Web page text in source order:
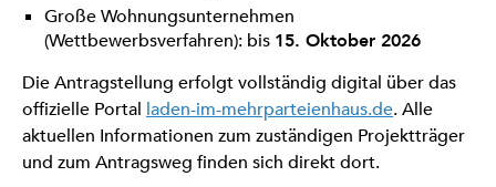
Große Wohnungsunternehmen
(Wettbewerbsverfahren): bis 15. Oktober 2026
Die Antragstellung erfolgt vollständig digital über das
offizielle Portal laden-im-mehrparteienhaus.de. Alle
aktuellen Informationen zum zuständigen Projektträger
und zum Antragsweg finden sich direkt dort.